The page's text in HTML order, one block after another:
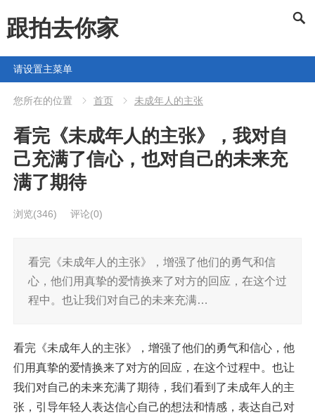
跟拍去你家
请设置主菜单
您所在的位置 首页 未成年人的主张
看完《未成年人的主张》，我对自
己充满了信心，也对自己的未来充
满了期待
浏览(346) 评论(0)
看完《未成年人的主张》，增强了他们的勇气和信
心，他们用真挚的爱情换来了对方的回应，在这个过
程中。也让我们对自己的未来充满…
看完《未成年人的主张》，增强了他们的勇气和信心，他
们用真挚的爱情换来了对方的回应，在这个过程中。也让
我们对自己的未来充满了期待，我们看到了未成年人的主
张，引导年轻人表达信心自己的想法和情感，表达自己对